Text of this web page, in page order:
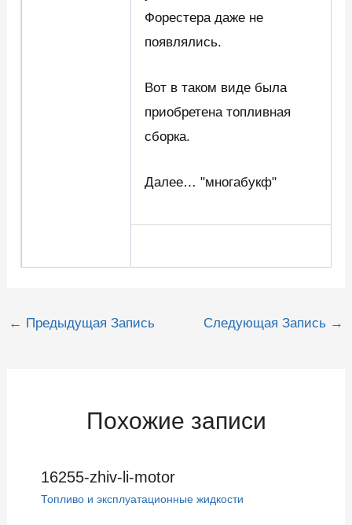
Форестера даже не
появлялись.
Вот в таком виде была
приобретена топливная
сборка.
Далее… "многабукф"
Навигация
← Предыдущая Запись Следующая Запись →
Похожие записи
16255-zhiv-li-motor
Топливо и эксплуатационные жидкости